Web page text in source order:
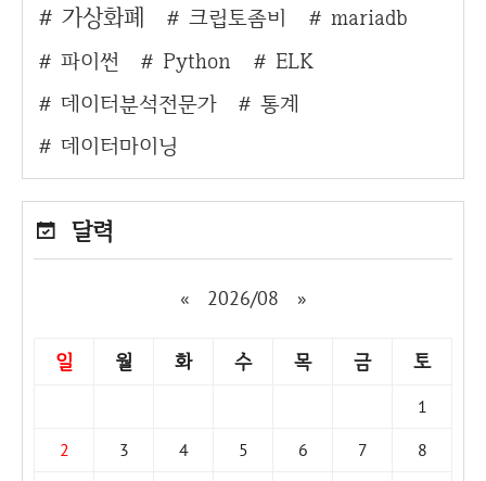
가상화폐 크립토좀비
mariadb
파이썬
Python
ELK
데이터분석전문가
통계
데이터마이닝
달력
« 2026/08 »
일 월 화 수 목 금 토
1
2
3 4 5 6 7
8